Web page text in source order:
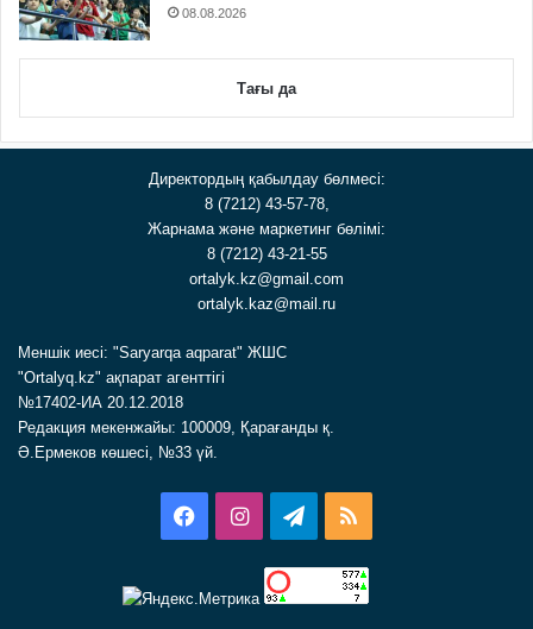
08.08.2026
Тағы да
Директордың қабылдау бөлмесі:
8 (7212) 43-57-78,
Жарнама және маркетинг бөлімі:
8 (7212) 43-21-55
ortalyk.kz@gmail.com
ortalyk.kaz@mail.ru
Меншік иесі: "Saryarqa aqparat" ЖШС
"Ortalyq.kz" ақпарат агенттігі
№17402-ИА 20.12.2018
Редакция мекенжайы: 100009, Қарағанды қ.
Ә.Ермеков көшесі, №33 үй.
FacebookInstagramTelegram